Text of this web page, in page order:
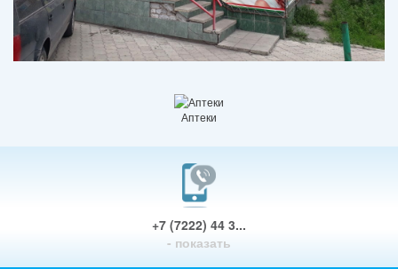
Аптеки
+7 (7222) 44 3...
- показать